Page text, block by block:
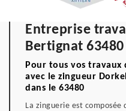
Entreprise
Bertignat 63480
Pour tous vos travaux
avec le zingueur
dans le 63480
La zinguerie est